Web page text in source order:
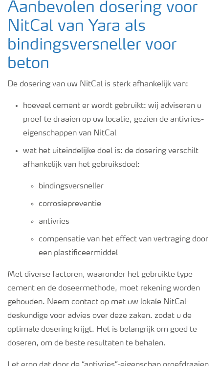
Aanbevolen dosering voor
NitCal van Yara als
bindingsversneller voor
beton
De dosering van uw NitCal is sterk afhankelijk van:
hoeveel cement er wordt gebruikt: wij adviseren u
proef te draaien op uw locatie, gezien de antivries-
eigenschappen van NitCal
wat het uiteindelijke doel is: de dosering verschilt
afhankelijk van het gebruiksdoel:
bindingsversneller
corrosiepreventie
antivries
compensatie van het effect van vertraging door
een plastificeermiddel
Met diverse factoren, waaronder het gebruikte type
cement en de doseermethode, moet rekening worden
gehouden. Neem contact op met uw lokale NitCal-
deskundige voor advies over deze zaken. zodat u de
optimale dosering krijgt. Het is belangrijk om goed te
doseren, om de beste resultaten te behalen.